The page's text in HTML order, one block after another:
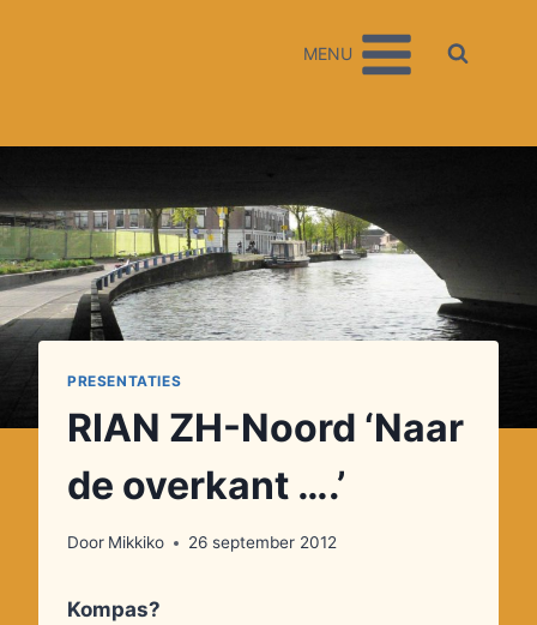
MENU
PRESENTATIES
RIAN ZH-Noord ‘Naar
de overkant ….’
Door Mikkiko 26 september 2012
Kompas?